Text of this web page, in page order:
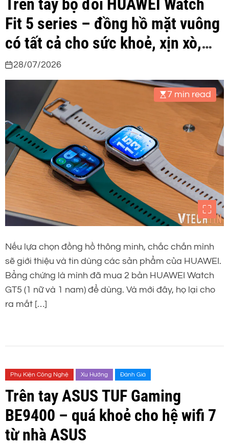
Trên tay bộ đôi HUAWEI Watch
Fit 5 series – đồng hồ mặt vuông
có tất cả cho sức khoẻ, xịn xò,
giá thơm
28/07/2026
7 min read
Nếu lựa chọn đồng hồ thông minh, chắc chắn mình
sẽ giới thiệu và tin dùng các sản phẩm của HUAWEI.
Bẳng chứng là mình đã mua 2 bản HUAWEI Watch
GT5 (1 nữ và 1 nam) để dùng. Và mới đây, họ lại cho
ra mắt […]
Phụ Kiện Công Nghệ Xu Hướng Đánh Giá
Trên tay ASUS TUF Gaming
BE9400 – quá khoẻ cho hệ wifi 7
từ nhà ASUS